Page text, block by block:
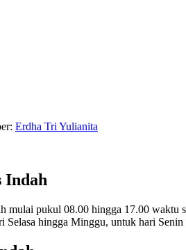
Erdha Tri Yulianita
Indah
mulai pukul 08.00 hingga 17.00 waktu
Selasa hingga Minggu, untuk hari